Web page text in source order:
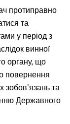
протиправно
та
у період з
винної
органу, що
повернення
зобов’язань та
Державного